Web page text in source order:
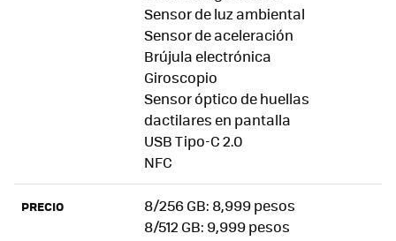
Sensor de luz ambiental
Sensor de aceleración
Brújula electrónica
Giroscopio
Sensor óptico de huellas
dactilares en pantalla
USB Tipo-C 2.0
NFC
PRECIO
8/256 GB: 8,999 pesos
8/512 GB: 9,999 pesos